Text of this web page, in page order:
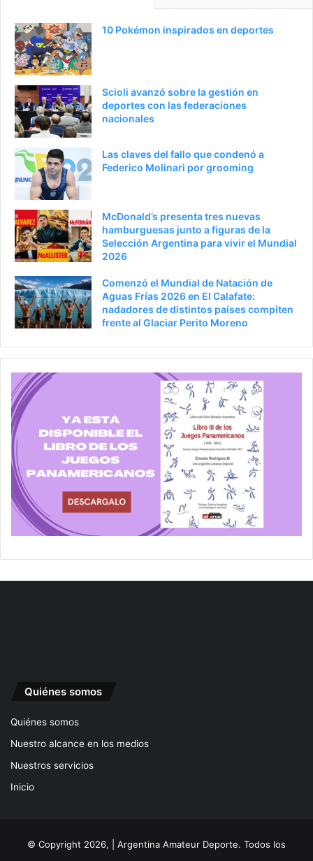
10 Pokémon inspirados en deportes
Scioli avanzó sobre la gestión en
deportes con las federaciones
nacionales
Las claves del fallo que condenó a
Federico Molinari por grooming
McDonald’s presenta tres nuevas
hamburguesas junto a figuras de la
Selección Argentina para vivir el Mundial
2026
Comenzó el Mundial de Natación de
Aguas Frías 2026 en El Calafate:
nadadores de distintos países compiten
frente al Glaciar Perito Moreno
Quiénes somos
Quiénes somos
Nuestro alcance en los medios
Nuestros servicios
Inicio
© Copyright 2026, | Argentina Amateur Deporte. Todos los